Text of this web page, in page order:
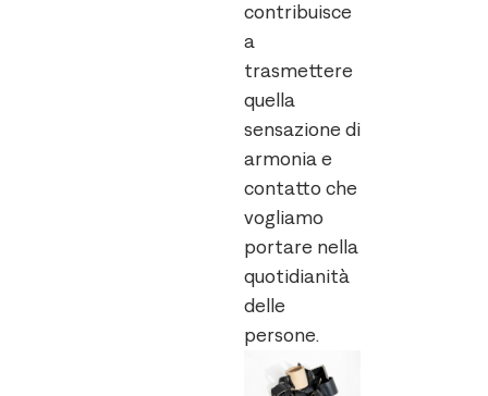
contribuisce
a
trasmettere
quella
sensazione di
armonia e
contatto che
vogliamo
portare nella
quotidianità
delle
persone.